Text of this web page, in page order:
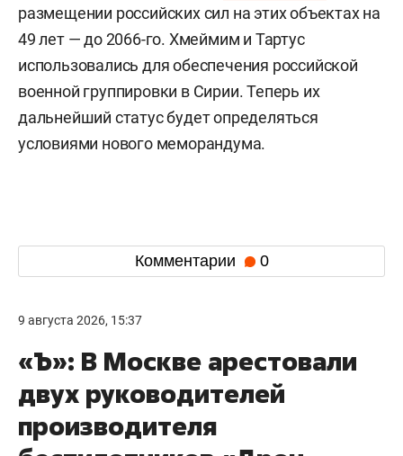
размещении российских сил на этих объектах на
49 лет — до 2066-го. Хмеймим и Тартус
использовались для обеспечения российской
военной группировки в Сирии. Теперь их
дальнейший статус будет определяться
условиями нового меморандума.
Комментарии 0
9 августа 2026, 15:37
«Ъ»: В Москве арестовали
двух руководителей
производителя